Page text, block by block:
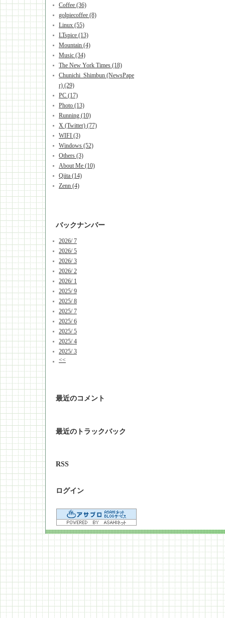
Coffee (36)
golpiecoffee (8)
Linux (55)
LTspice (13)
Mountain (4)
Music (34)
The New York Times (18)
Chunichi_Shimbun (NewsPape
r) (29)
PC (17)
Photo (13)
Running (10)
X (Twitter) (77)
WIFI (3)
Windows (52)
Others (3)
About Me (10)
Qiita (14)
Zenn (4)
バックナンバー
2026/ 7
2026/ 5
2026/ 3
2026/ 2
2026/ 1
2025/ 9
2025/ 8
2025/ 7
2025/ 6
2025/ 5
2025/ 4
2025/ 3
<<
最近のコメント
最近のトラックバック
RSS
ログイン